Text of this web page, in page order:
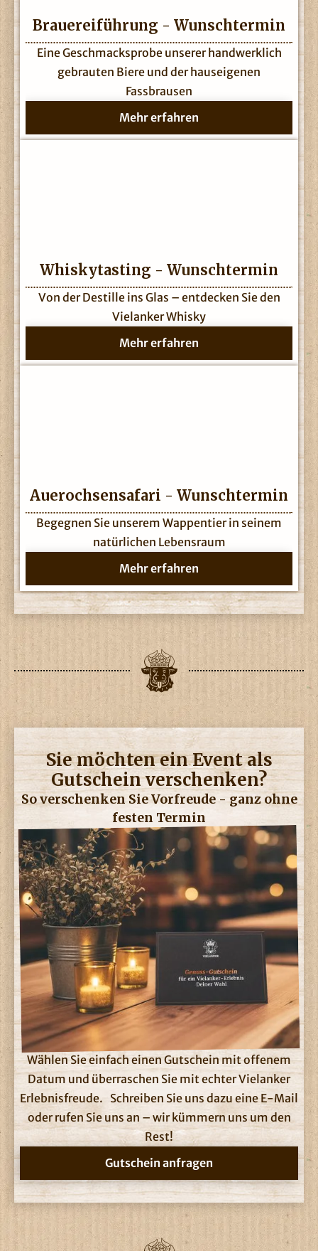
Brauereiführung - Wunschtermin
Eine Geschmacksprobe unserer handwerklich
gebrauten Biere und der hauseigenen
Fassbrausen
Mehr erfahren
Whiskytasting - Wunschtermin
Von der Destille ins Glas – entdecken Sie den
Vielanker Whisky
Mehr erfahren
Auerochsensafari - Wunschtermin
Begegnen Sie unserem Wappentier in seinem
natürlichen Lebensraum
Mehr erfahren
Sie möchten ein Event als
Gutschein verschenken?
So verschenken Sie Vorfreude - ganz ohne
festen Termin
Wählen Sie einfach einen Gutschein mit offenem
Datum und überraschen Sie mit echter Vielanker
Erlebnisfreude. Schreiben Sie uns dazu eine E-Mail
oder rufen Sie uns an – wir kümmern uns um den
Rest!
Gutschein anfragen